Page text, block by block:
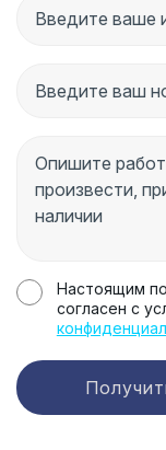
Настоящим
согласен с